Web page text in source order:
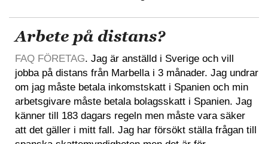
Arbete på distans?
FAQ FÖRETAG. Jag är anställd i Sverige och vill
jobba på distans från Marbella i 3 månader. Jag undrar
om jag måste betala inkomstskatt i Spanien och min
arbetsgivare måste betala bolagsskatt i Spanien. Jag
känner till 183 dagars regeln men måste vara säker
att det gäller i mitt fall. Jag har försökt ställa frågan till